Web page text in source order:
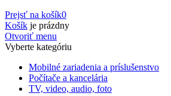
Prejsť na košík0
Košík je prázdny
Otvoriť menu
Vyberte kategóriu
Mobilné zariadenia a príslušenstvo
Počítače a kancelária
TV, video, audio, foto